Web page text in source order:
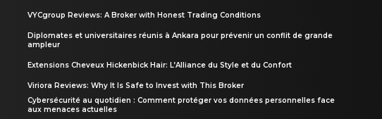
VYCgroup Reviews: A Broker with Honest Trading Conditions
Diplomates et universitaires réunis à Ankara pour prévenir un conflit de grande
ampleur
Extensions Cheveux Hickenbick Hair: L’Alliance du Style et du Confort
Viriora Reviews: Why It Is Safe to Invest with This Broker
Cybersécurité au quotidien : Comment protéger vos données personnelles face
aux menaces actuelles